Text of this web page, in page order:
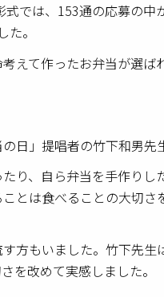
式では、153通の応募の
。
えて作ったお弁当が選
日」提唱者の竹下和男先
り、自ら弁当を手作り
ことは食べることの大
方もいました。竹下先
を改めて実感しました。